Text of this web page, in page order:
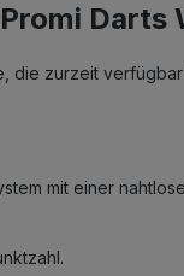
Promi Darts
zurzeit
mit einer